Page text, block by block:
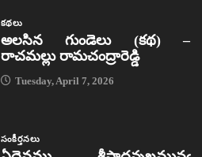
కథలు
అలసిన గుండెలు (కథ) –
రాచమల్లు రామచంద్రారెడ్డి
Tuesday, April 7, 2026
సంకీర్తనలు